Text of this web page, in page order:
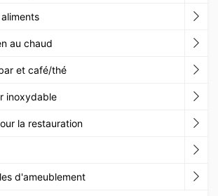
au chaud
et café/thé
inoxydable
la restauration
d'ameublement